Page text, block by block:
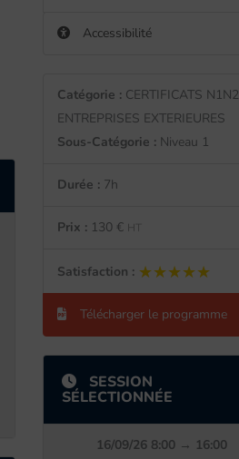
Accessibilité
Catégorie : CERTIFICATS N1N2
ENTREPRISES EXTERIEURES
Sous-Catégorie : Niveau 1
Durée :7h
Prix : 130 € HT
Satisfaction : ★★★★★
★★★★★
Télécharger le programme
SESSION
SÉLECTIONNÉE
16/09/26 8:00 → 16:00